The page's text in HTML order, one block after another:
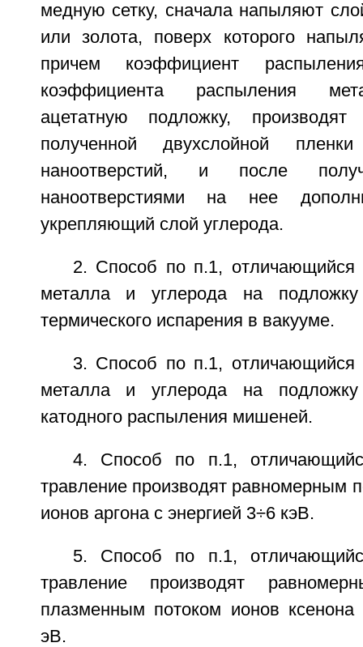
медную сетку, сначала напыляют
или золота, поверх которого
причем коэффициент
коэффициента распыления
ацетатную подложку,
полученной двухслойной
наноотверстий, и после
наноотверстиями на нее
укрепляющий слой углерода.
2. Способ по п.1, отличающийся
металла и углерода на подложку
термического испарения в вакууме.
3. Способ по п.1, отличающийся
металла и углерода на подложку
катодного распыления мишеней.
4. Способ по п.1,
травление производят равномерным
ионов аргона с энергией 3÷6 кэВ.
5. Способ по п.1,
травление производят
плазменным потоком ионов ксенона
эВ.